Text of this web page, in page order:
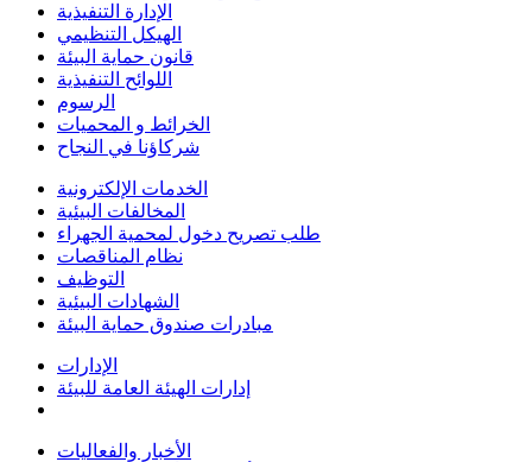
الإدارة التنفيذية
الهيكل التنظيمي
قانون حماية البيئة
اللوائح التنفيذية
الرسوم
الخرائط و المحميات
شركاؤنا في النجاح
الخدمات الإلكترونية
المخالفات البيئية
طلب تصريح دخول لمحمية الجهراء
نظام المناقصات
التوظيف
الشهادات البيئية
مبادرات صندوق حماية البيئة
الإدارات
إدارات الهيئة العامة للبيئة
الأخبار والفعاليات